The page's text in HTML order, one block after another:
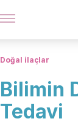
Doğal ilaçlar
Bilimin
Tedavi